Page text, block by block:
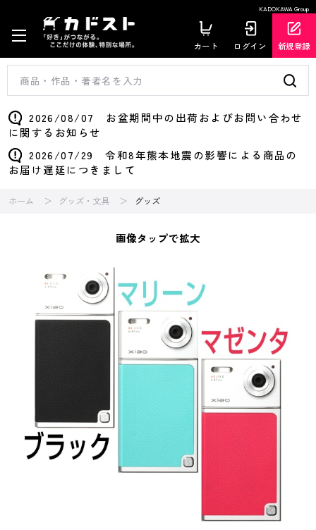
KADOKAWA Group
カート ログイン 新規登録
2026/08/07 お盆期間中の出荷およびお問い合わせ
に関するお知らせ
2026/07/29 令和8年熊本地震の影響による商品の
お届け遅延につきまして
ホーム グッズ・文具 グッズ
画像タップで拡大